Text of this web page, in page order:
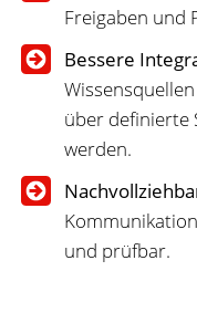
Freigaben und
Bessere
über definierte
werden.
und prüfbar.